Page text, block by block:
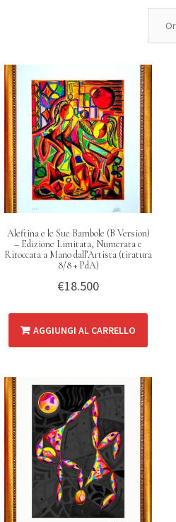
Aleftina e le Sue Bambole (B Version)
– Edizione Limitata, Numerata e
Ritoccata a Mano dall’Artista (tiratura
8/8 + PdA)
€18.500
AGGIUNGI AL CARRELLO